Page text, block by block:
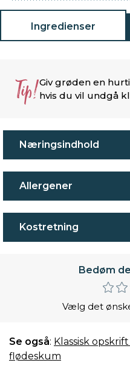
Ingredienser
Tip!Giv grøden en
hvis du vil undgå
Næringsindhold
Allergener
Kostretning
Bedøm
Vælg det
Se også: Klassisk
flødeskum